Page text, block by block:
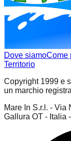
Dove siamoCome
Territorio
Copyright 1999 e
un marchio
Mare In S.r.l. - Via
Gallura OT - Italia